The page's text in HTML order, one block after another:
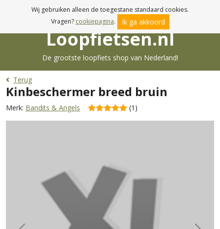
Voor 17:00u besteld, morgen in huis!
Loopfietsen.nl
De grootste loopfiets shop van Nederland!
Terug
Kinbeschermer breed bruin
Merk: Bandits & Angels (1)
Wij gebruiken alleen de toegestane standaard cookies.
Vragen? cookiepagina. Ik ga akkoord